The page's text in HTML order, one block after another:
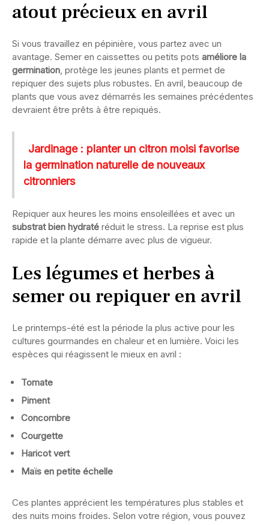
atout précieux en avril
Si vous travaillez en pépinière, vous partez avec un
avantage. Semer en caissettes ou petits pots améliore la
germination, protège les jeunes plants et permet de
repiquer des sujets plus robustes. En avril, beaucoup de
plants que vous avez démarrés les semaines précédentes
devraient être prêts à être repiqués.
Jardinage : planter un citron moisi favorise
la germination naturelle de nouveaux
citronniers
Repiquer aux heures les moins ensoleillées et avec un
substrat bien hydraté réduit le stress. La reprise est plus
rapide et la plante démarre avec plus de vigueur.
Les légumes et herbes à
semer ou repiquer en avril
Le printemps-été est la période la plus active pour les
cultures gourmandes en chaleur et en lumière. Voici les
espèces qui réagissent le mieux en avril :
Tomate
Piment
Concombre
Courgette
Haricot vert
Maïs en petite échelle
Ces plantes apprécient les températures plus stables et
des nuits moins froides. Selon votre région, vous pouvez